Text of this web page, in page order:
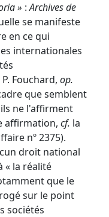
» :Archives de
se manifeste
en ce qui
internationales
Fouchard, op.
que semblent
ne l'affirment
affirmation, cf. la
nº 2375).
droit national
« la réalité
que le
sur le point
sociétés